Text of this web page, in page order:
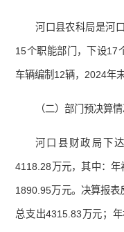
河口县农科局是河
15个职能部门，下设17
车辆编制12辆，2024年
（二）部门预决算
河口县财政局下
4118.28万元，其中：
1890.95万元。决算报表
总支出4315.83万元；